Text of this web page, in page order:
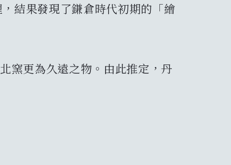
結果發現了鎌倉時代初期的「繪
窯更為久遠之物。由此推定，丹